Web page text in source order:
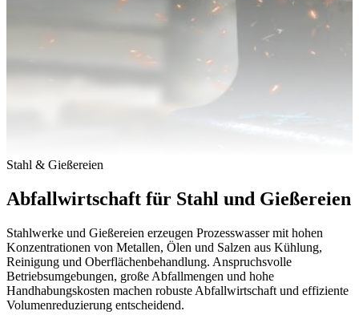
Stahl & Gießereien
Abfallwirtschaft für Stahl und Gießereien
Stahlwerke und Gießereien erzeugen Prozesswasser mit hohen
Konzentrationen von Metallen, Ölen und Salzen aus Kühlung,
Reinigung und Oberflächenbehandlung. Anspruchsvolle
Betriebsumgebungen, große Abfallmengen und hohe
Handhabungskosten machen robuste Abfallwirtschaft und effiziente
Volumenreduzierung entscheidend.